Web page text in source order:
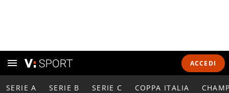
ACCEDI
SERIE A SERIE B SERIE C COPPA ITALIA